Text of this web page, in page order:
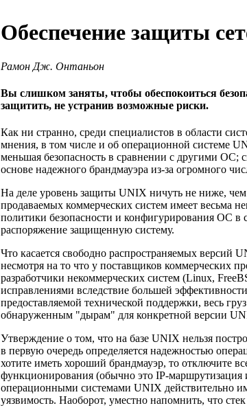
Обеспечение защиты
Рамон Дж. Онтаньон
Вы слишком заняты, чтобы обеспокоиться
защитить, не устранив возможные риски.
Как ни странно, среди специалистов в области
мнения, в том числе и об операционной системе
меньшая безопасность в сравнении с другими ОС;
основе надежного брандмауэра из-за огромного
На деле уровень защиты UNIX ничуть не ниже,
продаваемых коммерческих систем имеет весьма
политики безопасности и конфигурирования ОС в
распоряжение защищенную систему.
Что касается свободно распространяемых версий
несмотря на то что у поставщиков коммерческих
разработчики некоммерческих систем (Linux,
исправлениями вследствие большей
предоставляемой технической поддержки, весь
обнаруженным "дырам" для конкретной версии
Утверждение о том, что на базе UNIX нельзя
в первую очередь определяется надежностью
хотите иметь хороший брандмауэр, то отключите
функционирования (обычно это IP-
операционными системами UNIX действительно
уязвимость. Наоборот, уместно напомнить, что